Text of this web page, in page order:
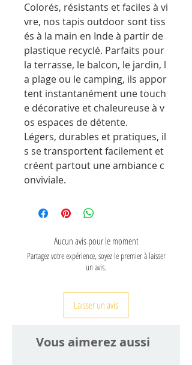
Colorés, résistants et faciles à vi
vre, nos tapis outdoor sont tiss
és à la main en Inde à partir de
plastique recyclé. Parfaits pour
la terrasse, le balcon, le jardin, l
a plage ou le camping, ils appor
tent instantanément une touch
e décorative et chaleureuse à v
os espaces de détente.
Légers, durables et pratiques, il
s se transportent facilement et
créent partout une ambiance c
onviviale.
Aucun avis pour le moment
Partagez votre expérience, soyez le premier à laisser
un avis.
Laisser un avis
Vous aimerez aussi